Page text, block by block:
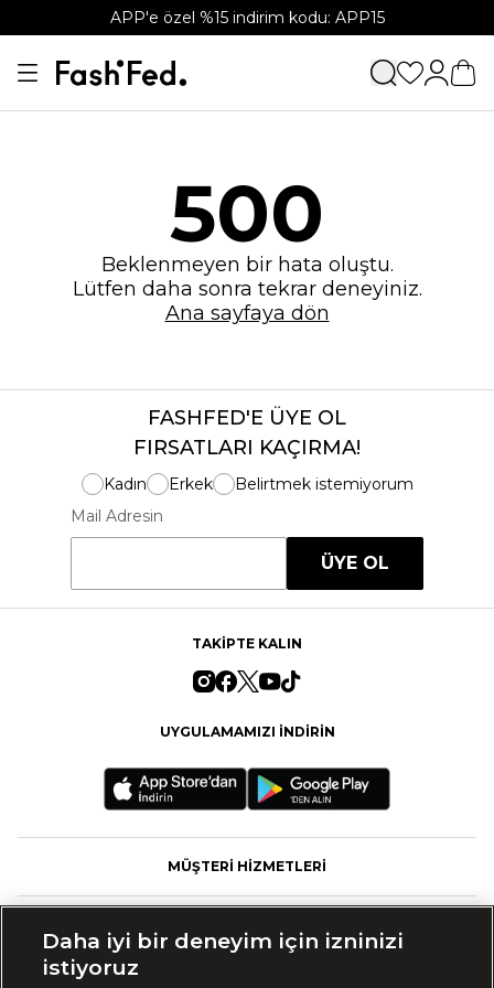
APP'e özel %15 indirim kodu: APP15
500
Beklenmeyen bir hata oluştu.
Lütfen daha sonra tekrar deneyiniz.
Ana sayfaya dön
FASHFED'E ÜYE OL
FIRSATLARI KAÇIRMA!
Kadın Erkek
Belirtmek istemiyorum
Mail Adresin
ÜYE OL
TAKİPTE KALIN
UYGULAMAMIZI İNDİRİN
MÜŞTERİ HİZMETLERİ
Daha iyi bir deneyim için izninizi
istiyoruz